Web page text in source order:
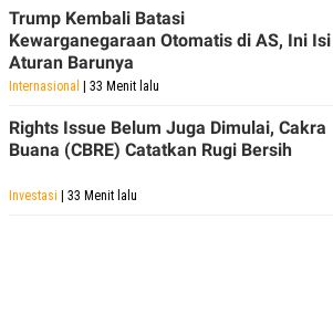
Trump Kembali Batasi
Kewarganegaraan Otomatis di AS, Ini Isi
Aturan Barunya
Internasional | 33 Menit lalu
Rights Issue Belum Juga Dimulai, Cakra
Buana (CBRE) Catatkan Rugi Bersih
Investasi | 33 Menit lalu